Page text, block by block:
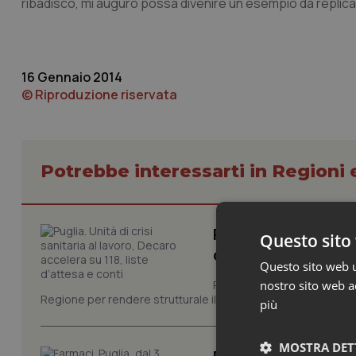
16 Gennaio 2014
© Riproduzione riservata
Potrebbe interessarti in Regioni
Puglia. Unità di
d’attesa e conti
Prima riunione, ieri in
Regione per rendere strutturale il monitoraggio e il
Questo
Questo sito web
nostro sito web
più
MOSTRA